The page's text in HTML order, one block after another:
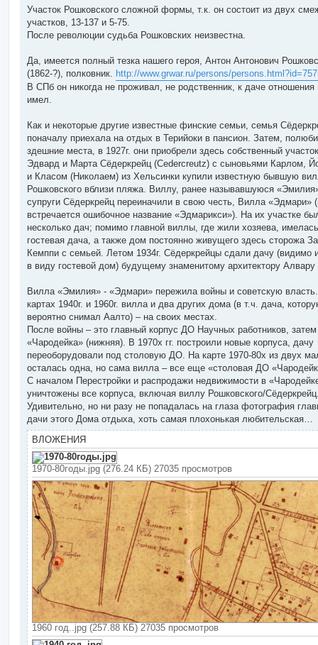
Участок Рошковского сложной формы, т.к. он состоит из двух
участков, 13-137 и 5-75.
После революции судьба Рошковских неизвестна.
Да, имеется полный тезка нашего героя, Антон Антонович
(1862-?), полковник. http://www.grwar.ru/persons/
В СПб он никогда не проживал, не родственник, к даче отношения
имел.
Как и некоторые другие известные финские семьи, семья
поначалу приехала на отдых в Терийоки в пансион. Затем,
здешние места, в 1927г. они приобрели здесь собственный
Эдвард и Марта Сёдеркрейц (Cedercreutz) с сыновьями Карлом,
и Класом (Николаем) из Хельсинки купили известную бывшую
Рошковского вблизи пляжа. Виллу, ранее называвшуюся
супруги Сёдеркрейц переиначили в свою честь, Вилла «Эдмари»
встречается ошибочное название «Эдмарикси»). На их участке
несколько дач; помимо главной виллы, где жили хозяева, имелась
гостевая дача, а также дом постоянно живущего здесь сторожа
Кемппи с семьей. Летом 1934г. Сёдеркрейцы сдали дачу (видимо
в виду гостевой дом) будущему знаменитому архитектору
Вилла «Эмилия» - «Эдмари» пережила войны и советскую
картах 1940г. и 1960г. вилла и два других дома (в т.ч. дача,
вероятно снимал Аалто) – на своих местах.
После войны – это главный корпус ДО Научных работников,
«Чародейка» (нижняя). В 1970х гг. построили новые корпуса, дачу
переоборудовали под столовую ДО. На карте 1970-80х из двух
осталась одна, но сама вилла – все еще «столовая ДО
С началом Перестройки и распродажи недвижимости в
уничтожены все корпуса, включая виллу Рошковского/
Удивительно, но ни разу не попадалась на глаза фотография
дачи этого Дома отдыха, хоть самая плохонькая любительская…
ВЛОЖЕНИЯ
1970-80годы.jpg (276.24 КБ) 27035 просмотров
1960 год..jpg (257.88 КБ) 27035 просмотров